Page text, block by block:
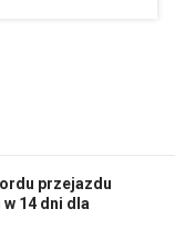
przejazdu
14 dni dla